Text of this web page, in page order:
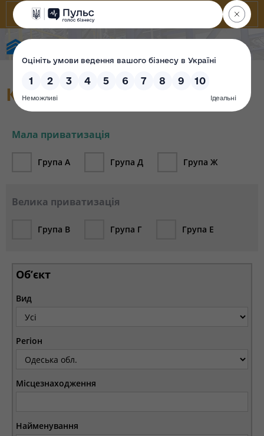
Каталог об`єктів (архів)
Мала приватизація
Група А Група Д Група Ж
Велика приватизація
Група В Група Г Група Е
Об’єкт
Вид
Регіон
Місцезнаходження
Найменування